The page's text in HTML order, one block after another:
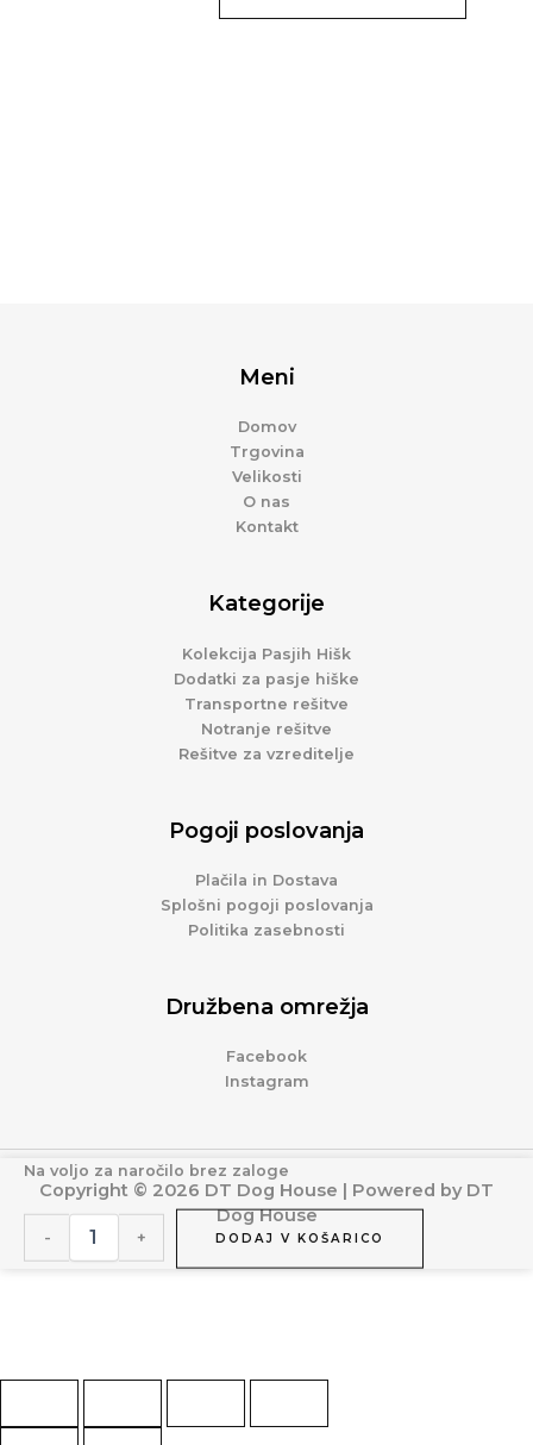
Meni
Domov
Trgovina
Velikosti
O nas
Kontakt
Kategorije
Kolekcija Pasjih Hišk
Dodatki za pasje hiške
Transportne rešitve
Notranje rešitve
Rešitve za vzreditelje
Pogoji poslovanja
Plačila in Dostava
Splošni pogoji poslovanja
Politika zasebnosti
Družbena omrežja
Facebook
Instagram
Copyright © 2026 DT Dog House | Powered by DT
Dog House
Na voljo za naročilo brez zaloge
-
Antracit
izolirana
pasja
uta
-
+ DODAJ V KOŠARICO